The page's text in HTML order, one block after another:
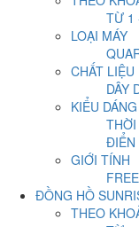
TỪ 1
LOẠI MÁY
CHẤT LIỆU
DÂY
KIỂU DÁNG
ĐIỂN
GIỚI TÍNH
ĐỒNG HỒ
THEO